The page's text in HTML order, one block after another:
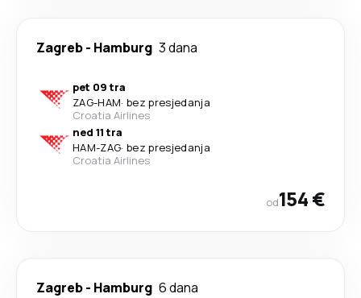
Zagreb- Hamburg 3 dana
pet 09 tra
ZAG-HAM· bez presjedanja
Croatia Airlines
ned 11 tra
HAM-ZAG· bez presjedanja
Croatia Airlines
od154 €
Zagreb- Hamburg 6 dana